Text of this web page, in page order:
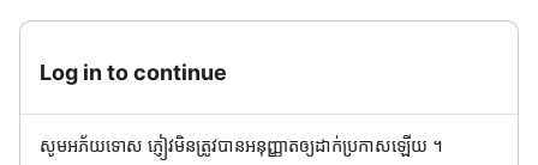
Log in to continue
សូមអភ័យទោស ភ្ញៀវមិនត្រូវបានអនុញ្ញាតឲ្យដាក់ប្រកាសឡើយ ។